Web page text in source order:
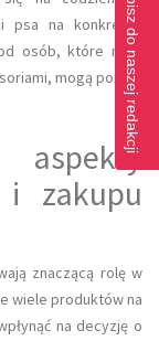
psa na konkretne
osób, które mają
mogą pomóc
zakupu
znaczącą rolę w
wiele produktów na
na decyzję o
Napisz do naszej redakcji